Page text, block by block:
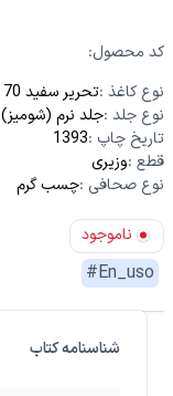
:کد محصول
: نوع کاغذ تحریر سفید 70 تا 80 گرم
: نوع جلد جلد نرم (شومیز)
: تاریخ چاپ 1393
: قطع وزیری
: نوع صحافی چسب گرم
ناموجود
#En_uso
شناسنامه کتاب